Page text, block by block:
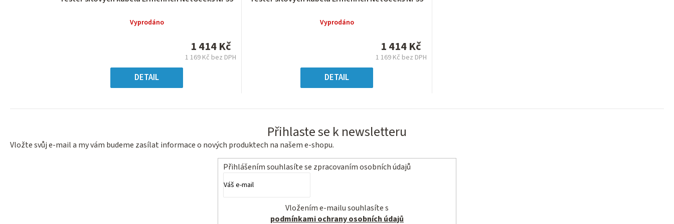
produktu
5
hvězdiček.
Vyprodáno
1 414 Kč
1 169 Kč bez DPH
DETAIL
produktu
5
hvězdiček.
Vyprodáno
1 414 Kč
1 169 Kč bez DPH
DETAIL
Přihlaste se k newsletteru
Vložte svůj e-mail a my vám budeme zasílat informace o nových produktech na našem e-shopu.
Přihlášením souhlasíte se zpracovaním osobních údajů
podmínkami ochrany osobních údajů